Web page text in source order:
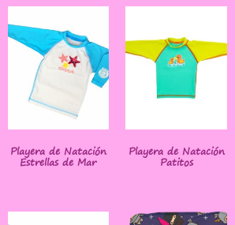
Playera de Natación
Estrellas de Mar
Playera de Natación
Patitos